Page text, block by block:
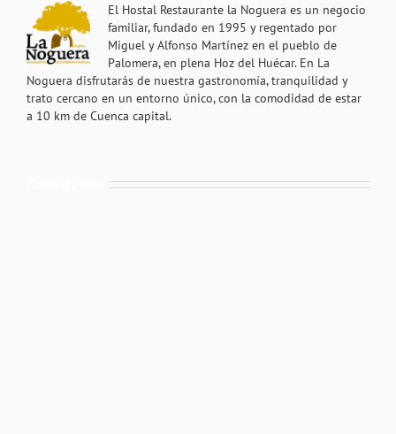
El Hostal Restaurante la Noguera es un negocio
familiar, fundado en 1995 y regentado por
Miguel y Alfonso Martínez en el pueblo de
Palomera, en plena Hoz del Huécar. En La
Noguera disfrutarás de nuestra gastronomía, tranquilidad y
trato cercano en un entorno único, con la comodidad de estar
a 10 km de Cuenca capital.